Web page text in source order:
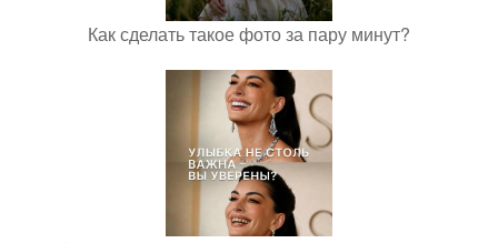
Как сделать такое фото за пару минут?